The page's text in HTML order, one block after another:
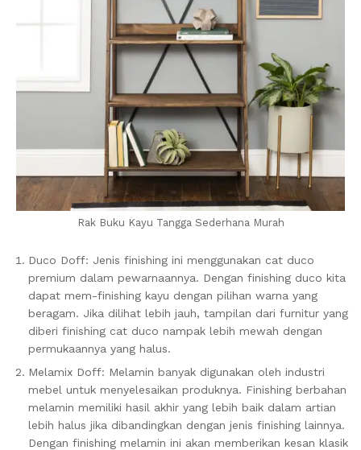
Rak Buku Kayu Tangga Sederhana Murah
Duco Doff: Jenis finishing ini menggunakan cat duco
premium dalam pewarnaannya. Dengan finishing duco kita
dapat mem-finishing kayu dengan pilihan warna yang
beragam. Jika dilihat lebih jauh, tampilan dari furnitur yang
diberi finishing cat duco nampak lebih mewah dengan
permukaannya yang halus.
Melamix Doff: Melamin banyak digunakan oleh industri
mebel untuk menyelesaikan produknya. Finishing berbahan
melamin memiliki hasil akhir yang lebih baik dalam artian
lebih halus jika dibandingkan dengan jenis finishing lainnya.
Dengan finishing melamin ini akan memberikan kesan klasik